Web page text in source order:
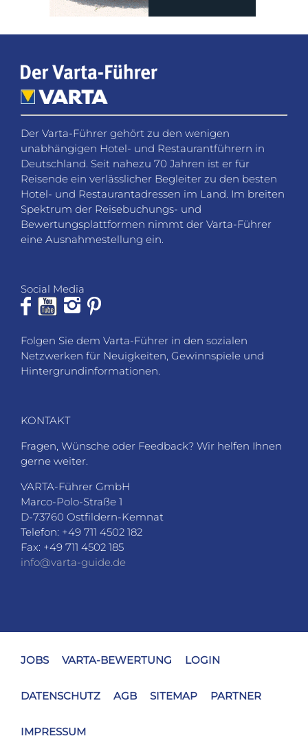
Der Varta-Führer gehört zu den wenigen
unabhängigen Hotel- und Restaurantführern in
Deutschland. Seit nahezu 70 Jahren ist er für
Reisende ein verlässlicher Begleiter zu den besten
Hotel- und Restaurantadressen im Land. Im breiten
Spektrum der Reisebuchungs- und
Bewertungsplattformen nimmt der Varta-Führer
eine Ausnahmestellung ein.
Social Media
Folgen Sie dem Varta-Führer in den sozialen
Netzwerken für Neuigkeiten, Gewinnspiele und
Hintergrundinformationen.
KONTAKT
Fragen, Wünsche oder Feedback? Wir helfen Ihnen
gerne weiter.
VARTA-Führer GmbH
Marco-Polo-Straße 1
D-73760 Ostfildern-Kemnat
Telefon: +49 711 4502 182
Fax: +49 711 4502 185
info@varta-guide.de
JOBS VARTA-BEWERTUNG LOGIN
DATENSCHUTZ AGB SITEMAP PARTNER
IMPRESSUM